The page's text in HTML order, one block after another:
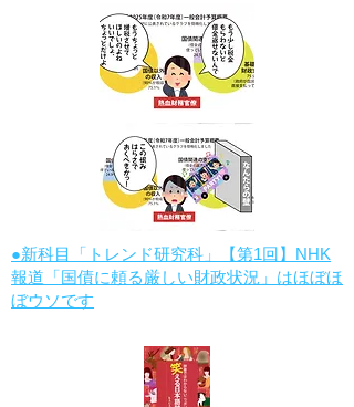
●新科目「トレンド研究科」【第1回】NHK
報道「国債に頼る厳しい財政状況」はほぼほ
ぼウソです